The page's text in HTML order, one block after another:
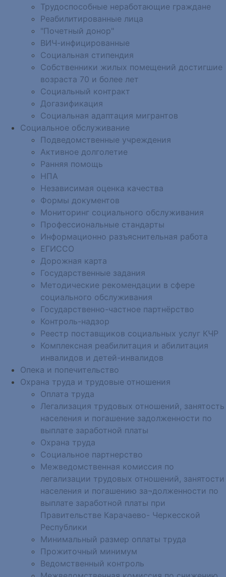
Трудоспособные неработающие граждане
Реабилитированные лица
"Почетный донор"
ВИЧ-инфицированные
Социальная стипендия
Собственники жилых помещений достигшие
возраста 70 и более лет
Социальный контракт
Догазификация
Социальная адаптация мигрантов
Социальное обслуживание
Подведомственные учреждения
Активное долголетие
Ранняя помощь
НПА
Независимая оценка качества
Формы документов
Мониторинг социального обслуживания
Профессиональные стандарты
Информационно разъяснительная работа
ЕГИССО
Дорожная карта
Государственные задания
Методические рекомендации в сфере
социального обслуживания
Государственно-частное партнёрство
Контроль-надзор
Реестр поставщиков социальных услуг КЧР
Комплексная реабилитация и абилитация
инвалидов и детей-инвалидов
Опека и попечительство
Охрана труда и трудовые отношения
Оплата труда
Легализация трудовых отношений, занятость
населения и погашение задолженности по
выплате заработной платы
Охрана труда
Социальное партнерство
Межведомственная комиссия по
легализации трудовых отношений, занятости
населения и погашению за¬долженности по
выплате заработной платы при
Правительстве Карачаево- Черкесской
Республики
Минимальный размер оплаты труда
Прожиточный минимум
Ведомственный контроль